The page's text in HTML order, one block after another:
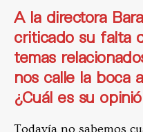
A la directora
criticado su falta
temas
nos calle la boca
¿Cuál es su
Todavía no sabemos